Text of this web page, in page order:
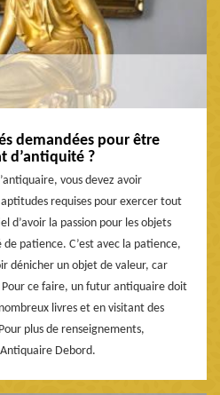
demandées pour être
d’antiquité ?
vous devez avoir
requises pour exercer tout
d’avoir la passion pour les objets
patience. C’est avec la patience,
dénicher un objet de valeur, car
ce faire, un futur antiquaire doit
livres et en visitant des
plus de renseignements,
Debord.